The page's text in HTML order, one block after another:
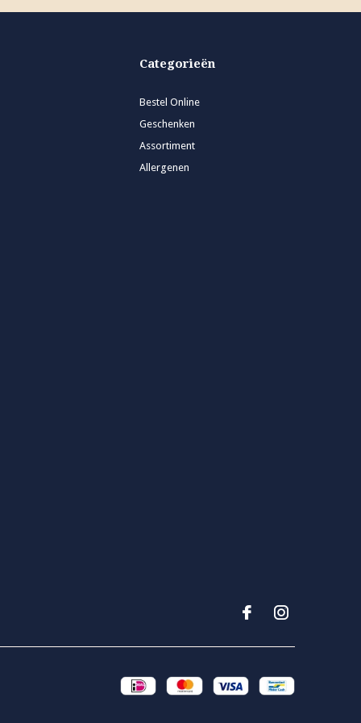
Categorieën
Bestel Online
Geschenken
Assortiment
Allergenen